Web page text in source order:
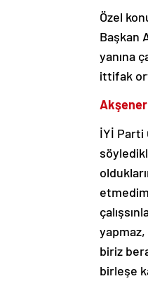
Özel
Başkan
yanına
ittifak
İYİ Parti
biriz
birleşe